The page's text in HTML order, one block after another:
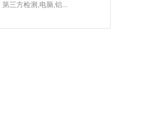
第三方检测,电脑,铝...